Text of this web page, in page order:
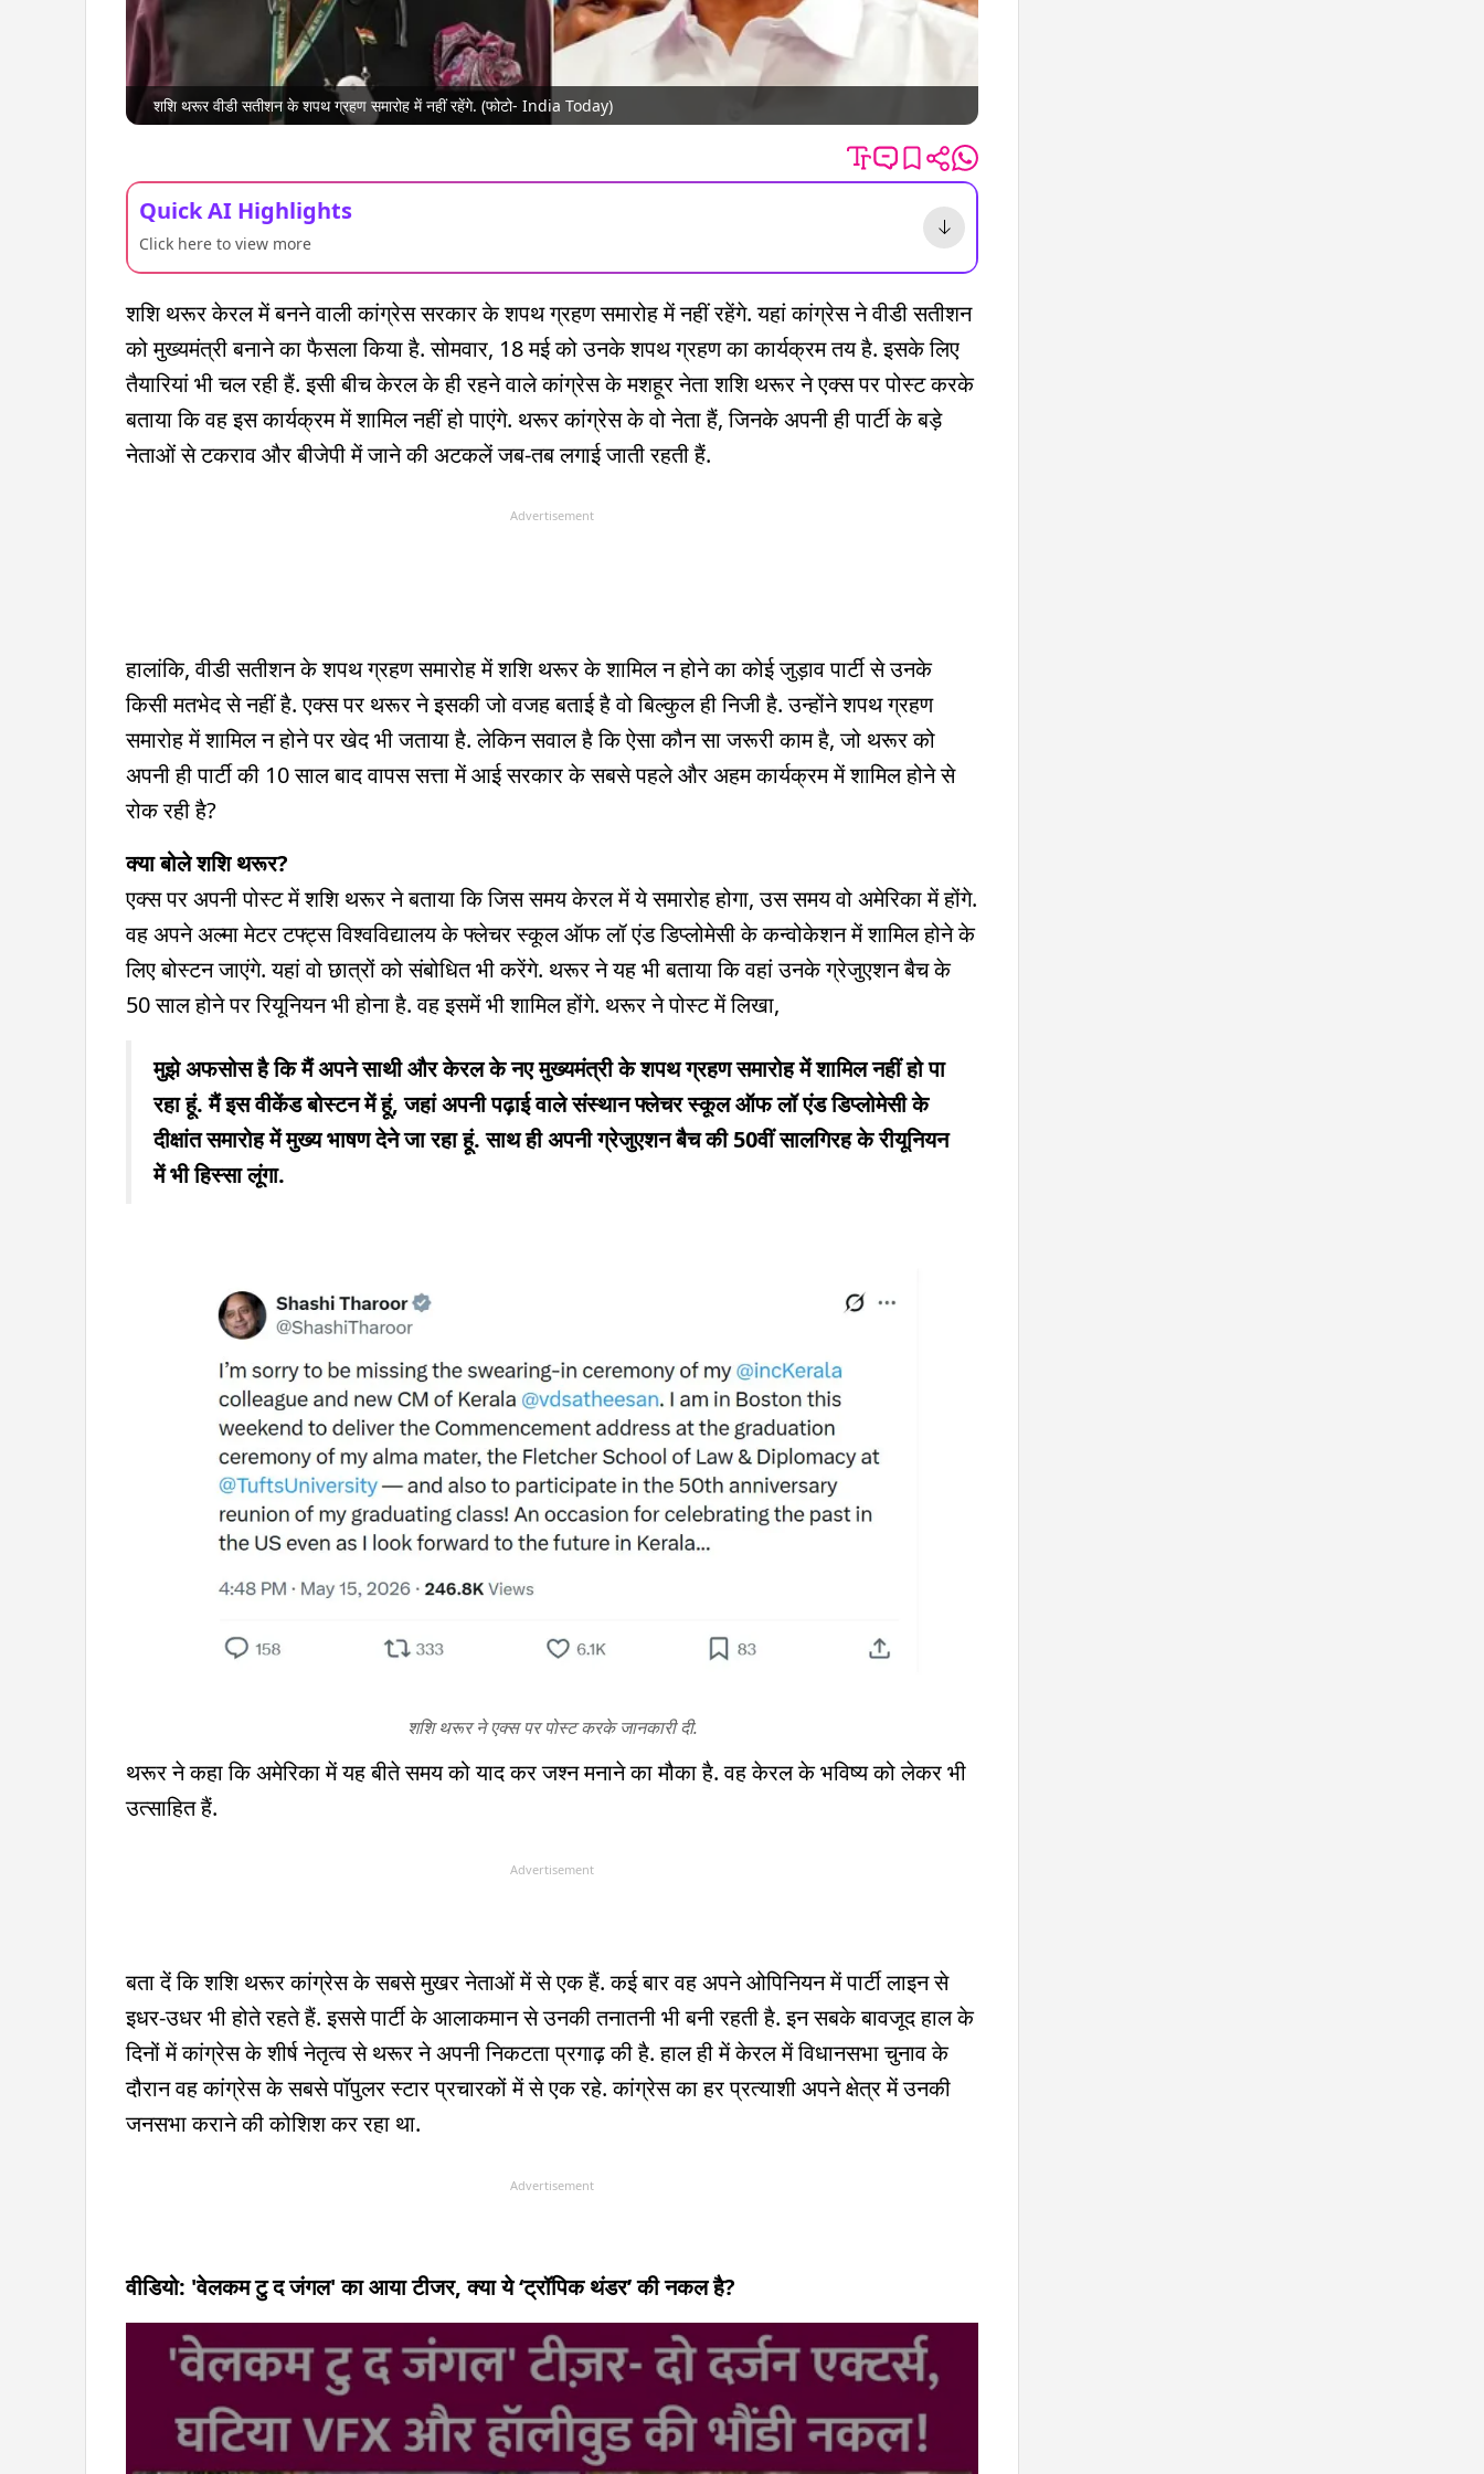
शशि थरूर वीडी सतीशन के शपथ ग्रहण समारोह में नहीं रहेंगे. (फोटो- India Today)
Quick AI Highlights
Click here to view more
शशि थरूर केरल में बनने वाली कांग्रेस सरकार के शपथ ग्रहण समारोह में नहीं रहेंगे. यहां कांग्रेस ने वीडी सतीशन
को मुख्यमंत्री बनाने का फैसला किया है. सोमवार, 18 मई को उनके शपथ ग्रहण का कार्यक्रम तय है. इसके लिए
तैयारियां भी चल रही हैं. इसी बीच केरल के ही रहने वाले कांग्रेस के मशहूर नेता शशि थरूर ने एक्स पर पोस्ट करके
बताया कि वह इस कार्यक्रम में शामिल नहीं हो पाएंगे. थरूर कांग्रेस के वो नेता हैं, जिनके अपनी ही पार्टी के बड़े
नेताओं से टकराव और बीजेपी में जाने की अटकलें जब-तब लगाई जाती रहती हैं.
Advertisement
हालांकि, वीडी सतीशन के शपथ ग्रहण समारोह में शशि थरूर के शामिल न होने का कोई जुड़ाव पार्टी से उनके
किसी मतभेद से नहीं है. एक्स पर थरूर ने इसकी जो वजह बताई है वो बिल्कुल ही निजी है. उन्होंने शपथ ग्रहण
समारोह में शामिल न होने पर खेद भी जताया है. लेकिन सवाल है कि ऐसा कौन सा जरूरी काम है, जो थरूर को
अपनी ही पार्टी की 10 साल बाद वापस सत्ता में आई सरकार के सबसे पहले और अहम कार्यक्रम में शामिल होने से
रोक रही है?
क्या बोले शशि थरूर?
एक्स पर अपनी पोस्ट में शशि थरूर ने बताया कि जिस समय केरल में ये समारोह होगा, उस समय वो अमेरिका में होंगे.
वह अपने अल्मा मेटर टफ्ट्स विश्वविद्यालय के फ्लेचर स्कूल ऑफ लॉ एंड डिप्लोमेसी के कन्वोकेशन में शामिल होने के
लिए बोस्टन जाएंगे. यहां वो छात्रों को संबोधित भी करेंगे. थरूर ने यह भी बताया कि वहां उनके ग्रेजुएशन बैच के
50 साल होने पर रियूनियन भी होना है. वह इसमें भी शामिल होंगे. थरूर ने पोस्ट में लिखा,
मुझे अफसोस है कि मैं अपने साथी और केरल के नए मुख्यमंत्री के शपथ ग्रहण समारोह में शामिल नहीं हो पा
रहा हूं. मैं इस वीकेंड बोस्टन में हूं, जहां अपनी पढ़ाई वाले संस्थान फ्लेचर स्कूल ऑफ लॉ एंड डिप्लोमेसी के
दीक्षांत समारोह में मुख्य भाषण देने जा रहा हूं. साथ ही अपनी ग्रेजुएशन बैच की 50वीं सालगिरह के रीयूनियन
में भी हिस्सा लूंगा.
शशि थरूर ने एक्स पर पोस्ट करके जानकारी दी.
थरूर ने कहा कि अमेरिका में यह बीते समय को याद कर जश्न मनाने का मौका है. वह केरल के भविष्य को लेकर भी
उत्साहित हैं.
Advertisement
बता दें कि शशि थरूर कांग्रेस के सबसे मुखर नेताओं में से एक हैं. कई बार वह अपने ओपिनियन में पार्टी लाइन से
इधर-उधर भी होते रहते हैं. इससे पार्टी के आलाकमान से उनकी तनातनी भी बनी रहती है. इन सबके बावजूद हाल के
दिनों में कांग्रेस के शीर्ष नेतृत्व से थरूर ने अपनी निकटता प्रगाढ़ की है. हाल ही में केरल में विधानसभा चुनाव के
दौरान वह कांग्रेस के सबसे पॉपुलर स्टार प्रचारकों में से एक रहे. कांग्रेस का हर प्रत्याशी अपने क्षेत्र में उनकी
जनसभा कराने की कोशिश कर रहा था.
Advertisement
वीडियो: 'वेलकम टु द जंगल' का आया टीजर, क्या ये ‘ट्रॉपिक थंडर’ की नकल है?